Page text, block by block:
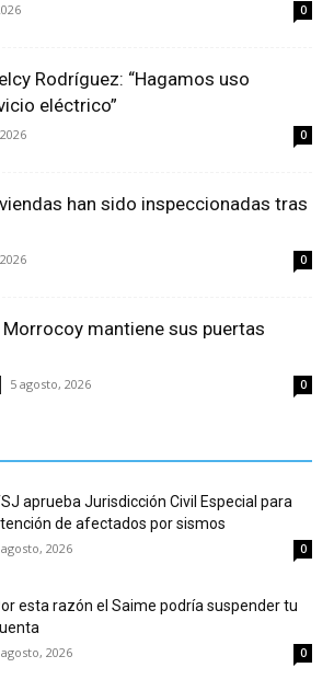
0
Rodríguez: “Hagamos uso
eléctrico”
0
han sido inspeccionadas tras
0
Morrocoy mantiene sus puertas
5 agosto, 2026 0
aprueba Jurisdicción Civil Especial para
de afectados por sismos
2026 0
esta razón el Saime podría suspender tu
2026 0